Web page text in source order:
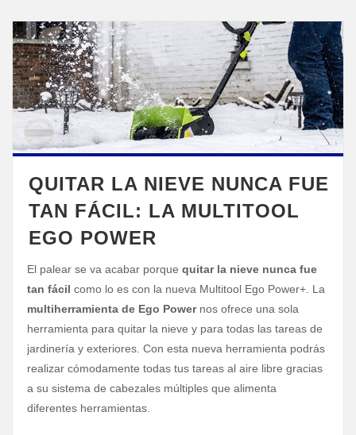
QUITAR LA NIEVE NUNCA FUE
TAN FÁCIL: LA MULTITOOL
EGO POWER
El palear se va acabar porque quitar la nieve nunca fue
tan fácil como lo es con la nueva Multitool Ego Power+. La
multiherramienta de Ego Powernos ofrece una sola
herramienta para quitar la nieve y para todas las tareas de
jardinería y exteriores. Con esta nueva herramienta podrás
realizar cómodamente todas tus tareas al aire libre gracias
a su sistema de cabezales múltiples que alimenta
diferentes herramientas.